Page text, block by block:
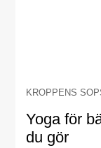
KROPPENS
Yoga för
du gör